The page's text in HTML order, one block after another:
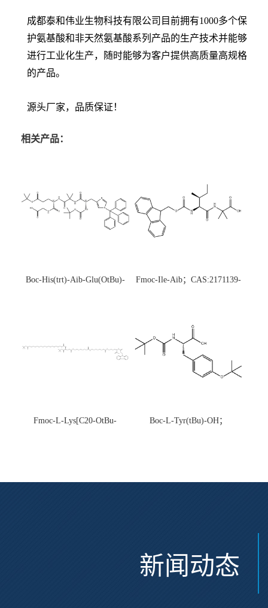
成都泰和伟业生物科技有限公司目前拥有1000多个保
护氨基酸和非天然氨基酸系列产品的生产技术并能够
进行工业化生产，随时能够为客户提供高质量高规格
的产品。
源头厂家，品质保证！
相关产品：
Boc-His(trt)-Aib-Glu(OtBu)-
Fmoc-Ile-Aib；CAS:2171139-
Fmoc-L-Lys[C20-OtBu-
Boc-L-Tyr(tBu)-OH；
新闻动态